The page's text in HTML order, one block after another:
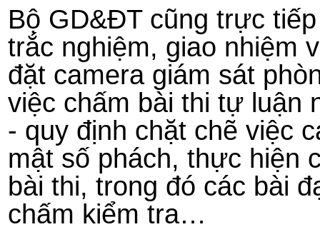
Bộ GD&ĐT cũng trực
trắc nghiệm, giao nhiệm
đặt camera giám sát
việc chấm bài thi tự luận
- quy định chặt chẽ việc
mật số phách, thực hiện
bài thi, trong đó các bài
chấm kiểm tra…